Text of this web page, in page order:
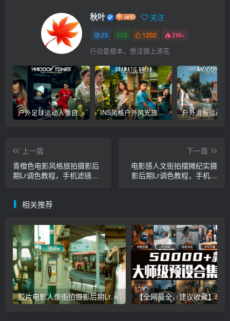
秋叶 关注
25 0 1202 2W+
行动是根本，想法锦上添花
户外足球运动人像自拍摄影后期Lr调色教程，手机滤镜PS+Lightroom预设下载！ INS风格户外风光旅拍人像自拍摄影Lr调色教程，手机滤镜PS+Lightroom预设下载！
上一篇
青橙色电影风格旅拍摄影后
期Lr调色教程，手机滤镜
下一篇
电影感人文街拍摆摊纪实摄
影后期Lr调色教程，手机滤
相关推荐
胶片电影人像街拍摄影后期Lr调色教程，手机滤镜PS+Lightroom预设下载！